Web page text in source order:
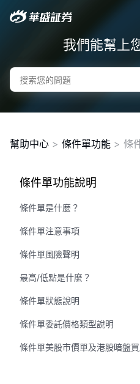
要聞
快訊
美股
港股
新股
概述
AM 資產管理服務
ECM 股權資本市場服務
FICC 固定收益、外匯和大宗
WM 財富管理服務
我們能幫上
幫助中心 > 條件單功能 > 條
條件單功能說明
條件單是什麼？
條件單注意事項
條件單風險聲明
最高/低點是什麼？
條件單狀態說明
條件單委託價格類型說明
條件單美股市價單及港股暗盤